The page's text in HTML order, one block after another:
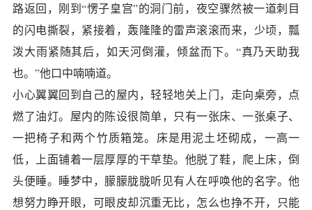
路返回，刚到“愣子皇宫”的洞门前，夜空骤然被一道刺目
的闪电撕裂，紧接着，轰隆隆的雷声滚滚而来，少顷，瓢
泼大雨紧随其后，如天河倒灌，倾盆而下。“真乃天助我
也。”他口中喃喃道。
小心翼翼回到自己的屋内，轻轻地关上门，走向桌旁，点
燃了油灯。屋内的陈设很简单，只有一张床、一张桌子、
一把椅子和两个竹质箱笼。床是用泥土坯砌成，一高一
低，上面铺着一层厚厚的干草垫。他脱了鞋，爬上床，倒
头便睡。睡梦中，朦朦胧胧听见有人在呼唤他的名字。他
想努力睁开眼，可眼皮却沉重无比，怎么也挣不开，只能